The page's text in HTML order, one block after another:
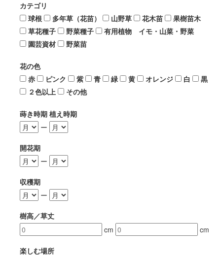
カテゴリ
球根
多年草（花苗） 山野草 花木苗
果樹苗木
草花種子
野菜種子
有用植物 イモ・山菜・野菜
園芸資材
野菜苗
花の色
赤
ピンク 紫 青 緑 黄 オレンジ 白
黒
２色以上
その他
蒔き時期 植え時期
ー
開花期
ー
収穫期
ー
樹高／草丈
cm
cm
楽しむ場所